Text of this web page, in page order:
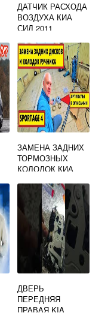
ДАТЧИК РАСХОДА
ВОЗДУХА КИА
СИД 2011
ЗАМЕНА ЗАДНИХ
ТОРМОЗНЫХ
КОЛОДОК КИА
ДВЕРЬ
ПЕРЕДНЯЯ
ПРАВАЯ KIA